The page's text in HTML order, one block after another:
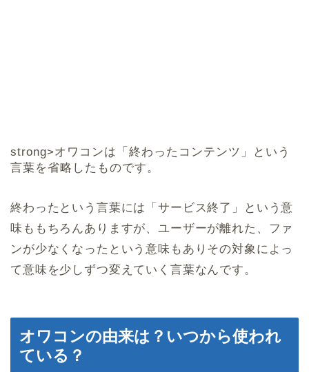
strong>オワコンは「終わったコンテンツ」という
言葉を省略したものです。
終わったという言葉には「サービス終了」という意
味ももちろんありますが、ユーザーが離れた、ファ
ンが少なくなったという意味もありその対象によっ
て意味を少しずつ変えていく言葉なんです。
オワコンの由来は？いつから使われ
ている？